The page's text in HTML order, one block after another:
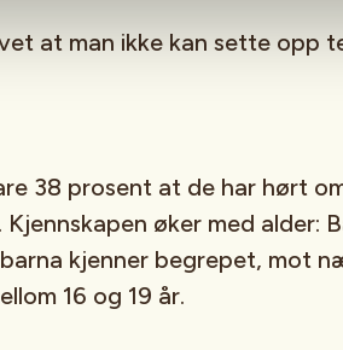
at man ikke kan sette opp
38 prosent at de har hørt
øker med alder:
kjenner begrepet, mot
16 og 19 år.